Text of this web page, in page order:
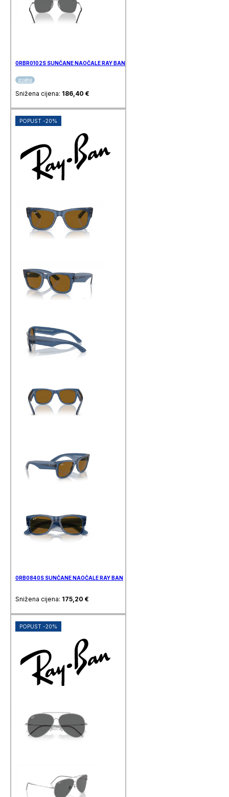
0RBR0102S SUNČANE NAOČALE RAY BAN
zrcalne
Snižena cijena: 186,40 €
POPUST -20%
0RB0840S SUNČANE NAOČALE RAY BAN
Snižena cijena: 175,20 €
POPUST -20%